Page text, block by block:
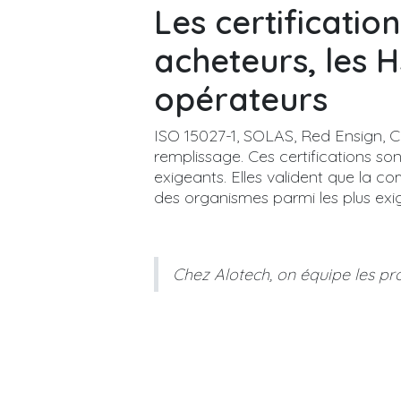
Les
acheteurs, les
opérateurs
ISO 15027-1, SOLAS, Red
remplissage. Ces certifications
exigeants. Elles valident que la
des organismes parmi les plus
Chez Alotech, on équipe les